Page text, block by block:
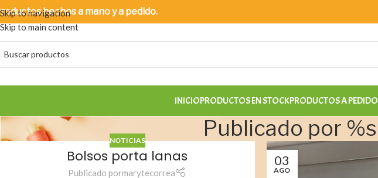
Skip to navigation
Skip to main content
hechos a mano y a pedido.
INICIOPRODUCTOS EN STOCKPRODUCTOS A PEDIDO
Publicado por %s
NOTICIAS
Bolsos porta lanas
Publicado pormarytecorrea
03
AGO